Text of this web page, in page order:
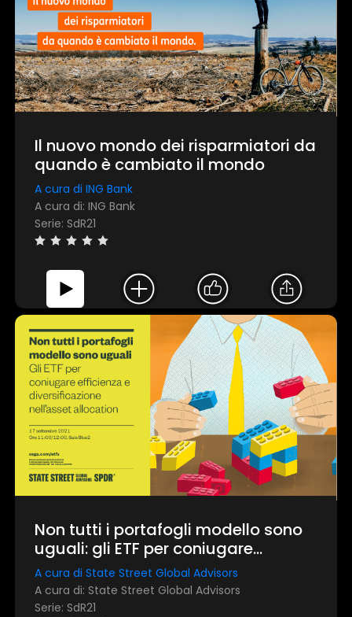
Il nuovo mondo dei risparmiatori da
quando è cambiato il mondo
A cura di ING Bank
A cura di: ING Bank
Serie: SdR21
Non tutti i portafogli modello sono
uguali: gli ETF per coniugare
efficienza e diversificazione
nell'asset allocation
A cura di State Street Global Advisors
A cura di: State Street Global Advisors
Serie: SdR21